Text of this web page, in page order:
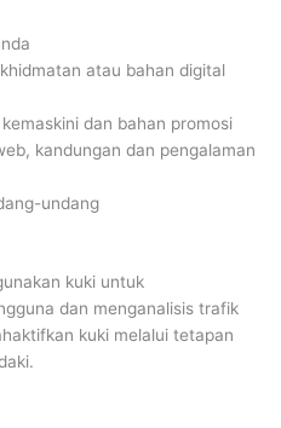
atau bahan digital
dan bahan promosi
kandungan dan pengalaman
undang
kuki untuk
dan menganalisis trafik
kuki melalui tetapan